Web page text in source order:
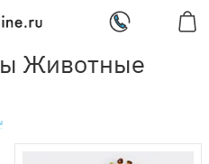
Животные